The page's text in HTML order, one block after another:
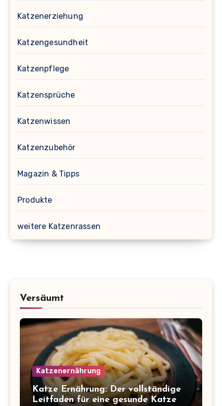
Katzenerziehung
Katzengesundheit
Katzenpflege
Katzensprüche
Katzenwissen
Katzenzubehör
Magazin & Tipps
Produkte
weitere Katzenrassen
Versäumt
Katzenernährung
Katze Ernährung: Der vollständige
Leitfaden für eine gesunde Katze